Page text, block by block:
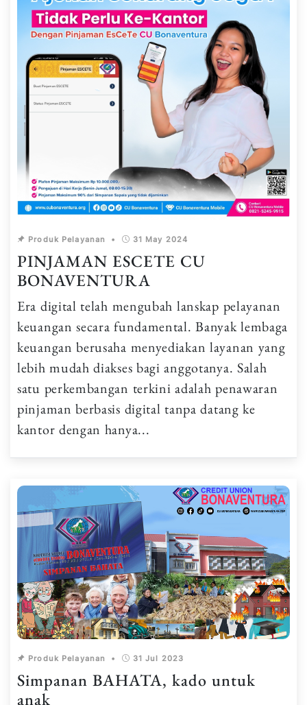
Produk Pelayanan • 31 May 2024
PINJAMAN ESCETE CU
BONAVENTURA
Era digital telah mengubah lanskap pelayanan
keuangan secara fundamental. Banyak lembaga
keuangan berusaha menyediakan layanan yang
lebih mudah diakses bagi anggotanya. Salah
satu perkembangan terkini adalah penawaran
pinjaman berbasis digital tanpa datang ke
kantor dengan hanya...
Produk Pelayanan • 31 Jul 2023
Simpanan BAHATA, kado untuk
anak